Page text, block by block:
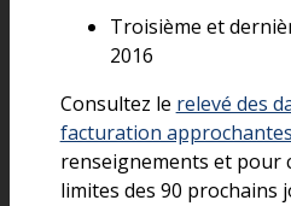
Troisième et
2016
Consultez le relevé des
facturation approchantes
renseignements et pour
limites des 90 prochains